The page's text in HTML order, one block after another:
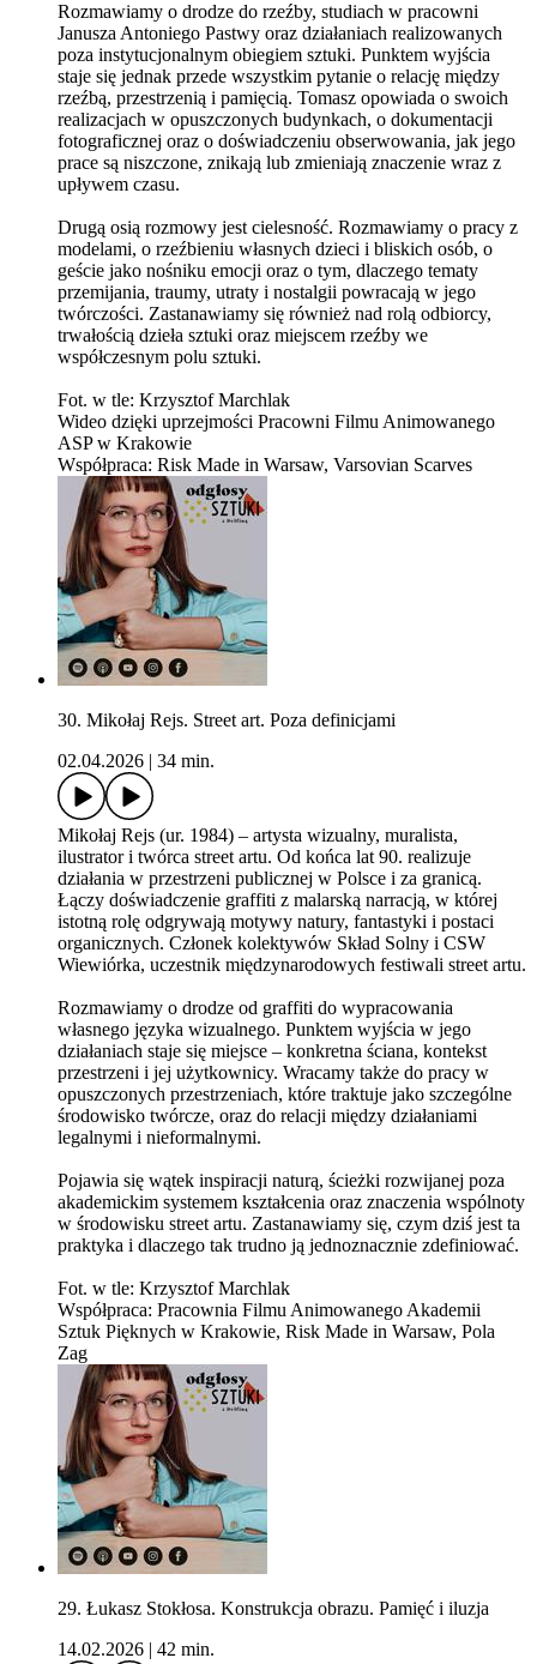
Rozmawiamy o drodze do rzeźby, studiach w pracowni
Janusza Antoniego Pastwy oraz działaniach realizowanych
poza instytucjonalnym obiegiem sztuki. Punktem wyjścia
staje się jednak przede wszystkim pytanie o relację między
rzeźbą, przestrzenią i pamięcią. Tomasz opowiada o swoich
realizacjach w opuszczonych budynkach, o dokumentacji
fotograficznej oraz o doświadczeniu obserwowania, jak jego
prace są niszczone, znikają lub zmieniają znaczenie wraz z
upływem czasu.
Drugą osią rozmowy jest cielesność. Rozmawiamy o pracy z
modelami, o rzeźbieniu własnych dzieci i bliskich osób, o
geście jako nośniku emocji oraz o tym, dlaczego tematy
przemijania, traumy, utraty i nostalgii powracają w jego
twórczości. Zastanawiamy się również nad rolą odbiorcy,
trwałością dzieła sztuki oraz miejscem rzeźby we
współczesnym polu sztuki.
Fot. w tle: Krzysztof Marchlak
Wideo dzięki uprzejmości Pracowni Filmu Animowanego
ASP w Krakowie
Współpraca: Risk Made in Warsaw, Varsovian Scarves
30. Mikołaj Rejs. Street art. Poza definicjami
02.04.2026
34 min.
Mikołaj Rejs (ur. 1984) – artysta wizualny, muralista,
ilustrator i twórca street artu. Od końca lat 90. realizuje
działania w przestrzeni publicznej w Polsce i za granicą.
Łączy doświadczenie graffiti z malarską narracją, w której
istotną rolę odgrywają motywy natury, fantastyki i postaci
organicznych. Członek kolektywów Skład Solny i CSW
Wiewiórka, uczestnik międzynarodowych festiwali street artu.
Rozmawiamy o drodze od graffiti do wypracowania
własnego języka wizualnego. Punktem wyjścia w jego
działaniach staje się miejsce – konkretna ściana, kontekst
przestrzeni i jej użytkownicy. Wracamy także do pracy w
opuszczonych przestrzeniach, które traktuje jako szczególne
środowisko twórcze, oraz do relacji między działaniami
legalnymi i nieformalnymi.
Pojawia się wątek inspiracji naturą, ścieżki rozwijanej poza
akademickim systemem kształcenia oraz znaczenia wspólnoty
w środowisku street artu. Zastanawiamy się, czym dziś jest ta
praktyka i dlaczego tak trudno ją jednoznacznie zdefiniować.
Fot. w tle: Krzysztof Marchlak
Współpraca: Pracownia Filmu Animowanego Akademii
Sztuk Pięknych w Krakowie, Risk Made in Warsaw, Pola
Zag
29. Łukasz Stokłosa. Konstrukcja obrazu. Pamięć i iluzja
14.02.2026
42 min.